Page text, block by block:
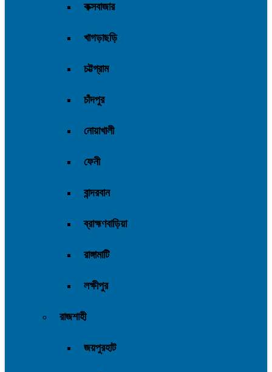
কক্সবাজার
খাগড়াছড়ি
চট্টগ্রাম
চাঁদপুর
নোয়াখালী
ফেনী
বান্দরবান
ব্রাহ্মণবাড়িয়া
রাঙ্গামাটি
লক্ষীপুর
রাজশাহী
জয়পুরহাট